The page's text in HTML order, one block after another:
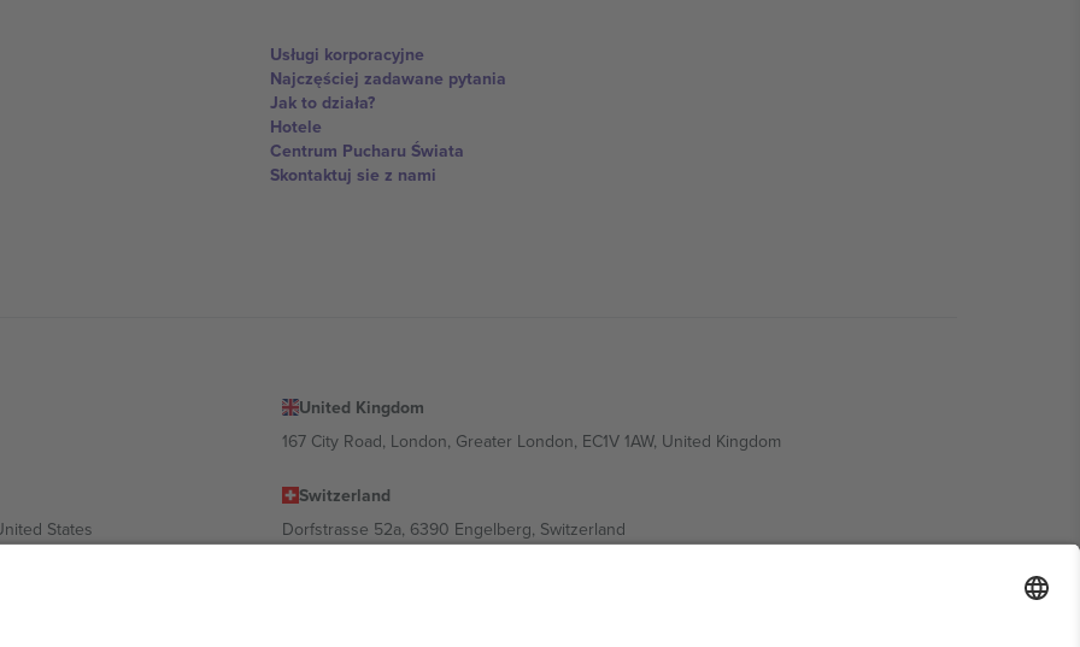
Usługi korporacyjne
Najczęściej zadawane pytania
Jak to działa?
Hotele
Centrum Pucharu Świata
Skontaktuj sie z nami
United Kingdom
167 City Road, London, Greater London, EC1V 1AW, United Kingdom
States
Switzerland
Dorfstrasse 52a, 6390 Engelberg, Switzerland